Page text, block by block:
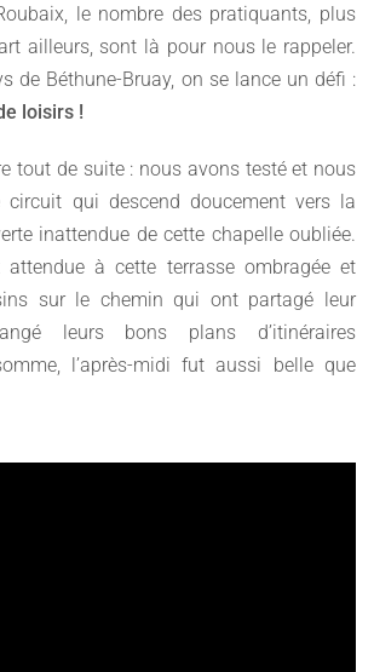
le nombre des pratiquants, plus
ailleurs, sont là pour nous le rappeler.
de Béthune-Bruay, on se lance un défi :
loisirs !
tout de suite : nous avons testé et nous
qui descend doucement vers la
inattendue de cette chapelle oubliée.
attendue à cette terrasse ombragée et
sur le chemin qui ont partagé leur
leurs bons plans d’itinéraires
l’après-midi fut aussi belle que